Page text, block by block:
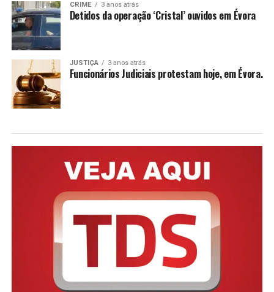
CRIME 3 anos atrás
Detidos da operação ‘Cristal’ ouvidos em Évora
JUSTIÇA 3 anos atrás
Funcionários Judiciais protestam hoje, em Évora.